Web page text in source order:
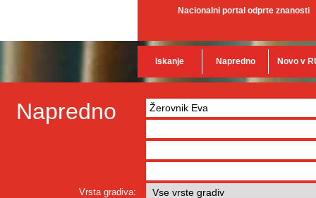
Nacionalni portal odprte znanosti
Iskanje Napredno Novo v
Napredno
Vrsta gradiva: